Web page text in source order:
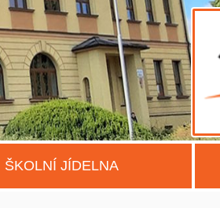
ŠKOLNÍ JÍDELNA